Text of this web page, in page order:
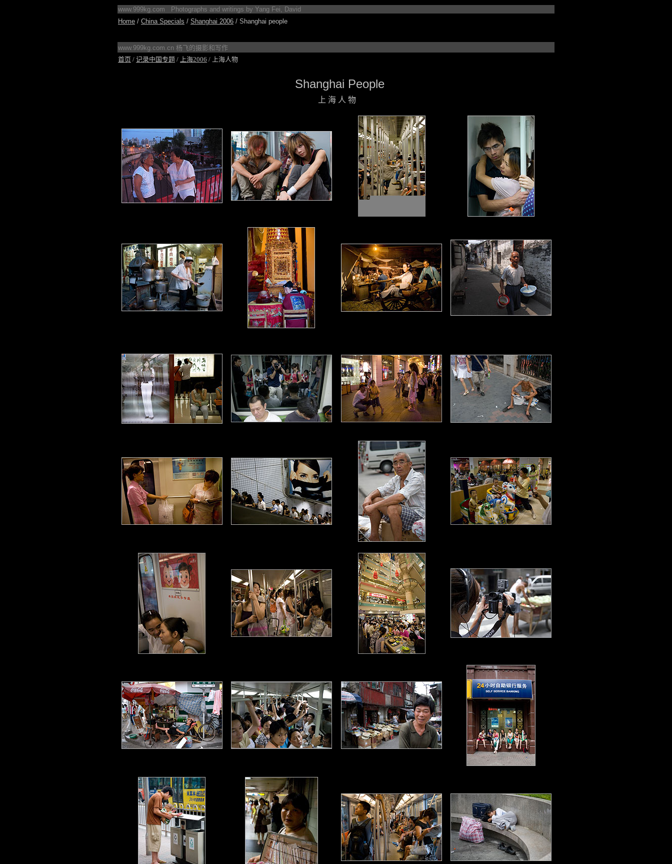
www.999kg.com Photographs and writings by Yang Fei, David
Home / China Specials / Shanghai 2006 / Shanghai people
www.999kg.com.cn 杨飞的摄影和写作
首页 / 记录中国专题 / 上海2006 / 上海人物
Shanghai People
上 海 人 物